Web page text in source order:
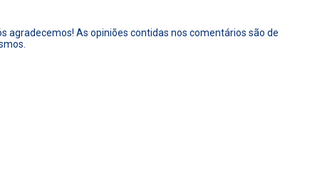
agradecemos! As opiniões contidas nos comentários são de